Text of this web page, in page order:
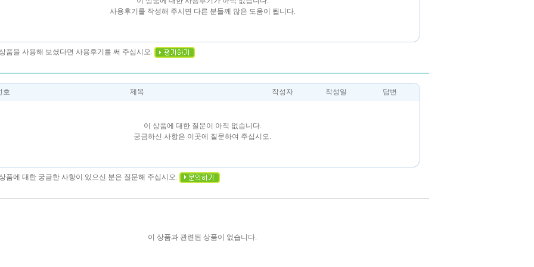
사용후기를 작성해 주시면 다른 분들께 많은 도움이 됩니다.
품을 사용해 보셨다면 사용후기를 써 주십시오.
호 제목 작성자 작성일 답변
이 상품에 대한 질문이 아직 없습니다.
궁금하신 사항은 이곳에 질문하여 주십시오.
품에 대한 궁금한 사항이 있으신 분은 질문해 주십시오.
이 상품과 관련된 상품이 없습니다.